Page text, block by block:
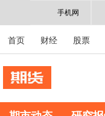
手机网
首页 财经 股票